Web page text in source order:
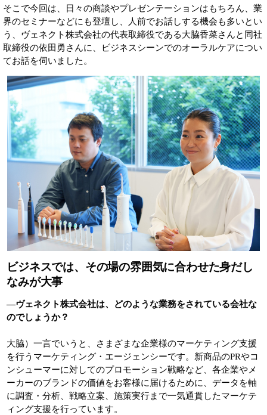
そこで今回は、日々の商談やプレゼンテーションはもちろん、業
界のセミナーなどにも登壇し、人前でお話しする機会も多いとい
う、ヴェネクト株式会社の代表取締役である大脇香菜さんと同社
取締役の依田勇さんに、ビジネスシーンでのオーラルケアについ
てお話を伺いました。
ビジネスでは、その場の雰囲気に合わせた身だし
なみが大事
―ヴェネクト株式会社は、どのような業務をされている会社な
のでしょうか？
大脇）一言でいうと、さまざまな企業様のマーケティング支援
を行うマーケティング・エージェンシーです。新商品のPRやコ
ンシューマーに対してのプロモーション戦略など、各企業やメ
ーカーのブランドの価値をお客様に届けるために、データを軸
に調査・分析、戦略立案、施策実行まで一気通貫したマーケテ
ィング支援を行っています。